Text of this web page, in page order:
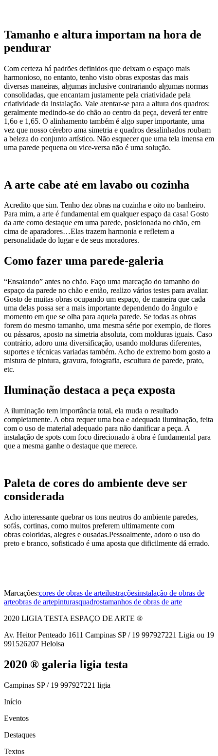
Tamanho e altura importam na hora de
pendurar
Com certeza há padrões definidos que deixam o espaço mais
harmonioso, no entanto, tenho visto obras expostas das mais
diversas maneiras, algumas inclusive contrariando algumas normas
consolidadas, que encantam justamente pela criatividade pela
criatividade da instalação. Vale atentar-se para a altura dos quadros:
geralmente medindo-se do chão ao centro da peça, deverá ter entre
1,6o e 1,65. O alinhamento também é algo super importante, uma
vez que nosso cérebro ama simetria e quadros desalinhados roubam
a beleza do conjunto artístico. Não esquecer que uma tela imensa em
uma parede pequena ou vice-versa não é uma solução.
A arte cabe até em lavabo ou cozinha
Acredito que sim. Tenho dez obras na cozinha e oito no banheiro.
Para mim, a arte é fundamental em qualquer espaço da casa! Gosto
da arte como destaque em uma parede, posicionada no chão, em
cima de aparadores…Elas trazem harmonia e refletem a
personalidade do lugar e de seus moradores.
Como fazer uma parede-galeria
“Ensaiando” antes no chão. Faço uma marcação do tamanho do
espaço da parede no chão e então, realizo vários testes para avaliar.
Gosto de muitas obras ocupando um espaço, de maneira que cada
uma delas possa ser a mais importante dependendo do ângulo e
momento em que se olha para aquela parede. Se todas as obras
forem do mesmo tamanho, uma mesma série por exemplo, de flores
ou pássaros, aposto na simetria absoluta, com molduras iguais. Caso
contrário, adoro uma diversificação, usando molduras diferentes,
suportes e técnicas variadas também. Acho de extremo bom gosto a
mistura de pintura, gravura, fotografia, escultura de parede, prato,
etc.
Iluminação destaca a peça exposta
A iluminação tem importância total, ela muda o resultado
completamente. A obra requer uma boa e adequada iluminação, feita
com o uso de material adequado para não danificar a peça. A
instalação de spots com foco direcionado à obra é fundamental para
que a mesma ganhe o destaque que merece.
Paleta de cores do ambiente deve ser
considerada
Acho interessante quebrar os tons neutros do ambiente paredes,
sofás, cortinas, como muitos preferem ultimamente com
obras coloridas, alegres e ousadas.Pessoalmente, adoro o uso do
preto e branco, sofisticado é uma aposta que dificilmente dá errado.
Marcações:cores de obras de arteilustraçõesinstalação de obras de
arteobras de artepinturasquadrostamanhos de obras de arte
2020 LIGIA TESTA ESPAÇO DE ARTE ®
Av. Heitor Penteado 1611 Campinas SP / 19 997927221 Ligia ou 19
991526207 Heloisa
2020 ® galeria ligia testa
Campinas SP / 19 997927221 ligia
Início
Eventos
Destaques
Textos